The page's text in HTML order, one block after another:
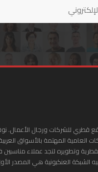
للشركات ورجال الأعمال. نوفر
العامية المهتمة بالأسواق
وتطويره لتجد عملاء
الشبكة العنكبونية هي المصدر